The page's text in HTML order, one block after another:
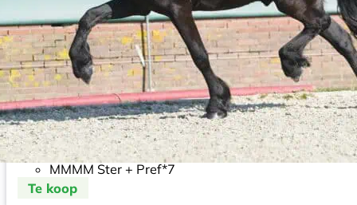
Onze 3-jarige Friese hengst Ynte
Stamboom
M Ster
MM Ster
MMM Ster + Pref*7
MMMM Ster + Pref*7
Te koop